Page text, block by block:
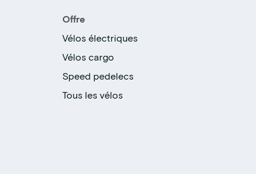
Offre
Vélos électriques
Vélos cargo
Speed pedelecs
Tous les vélos